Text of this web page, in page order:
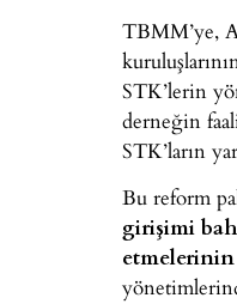
TBMM’ye,
STK’lerin
derneğin
STK’ların
Bu reform
girişimi